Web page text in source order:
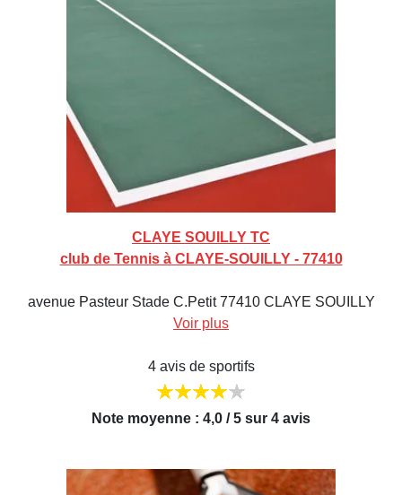
CLAYE SOUILLY TC
club de Tennis à CLAYE-SOUILLY - 77410
avenue Pasteur Stade C.Petit 77410 CLAYE SOUILLY
Voir plus
4 avis de sportifs
Note moyenne : 4,0 / 5 sur 4 avis